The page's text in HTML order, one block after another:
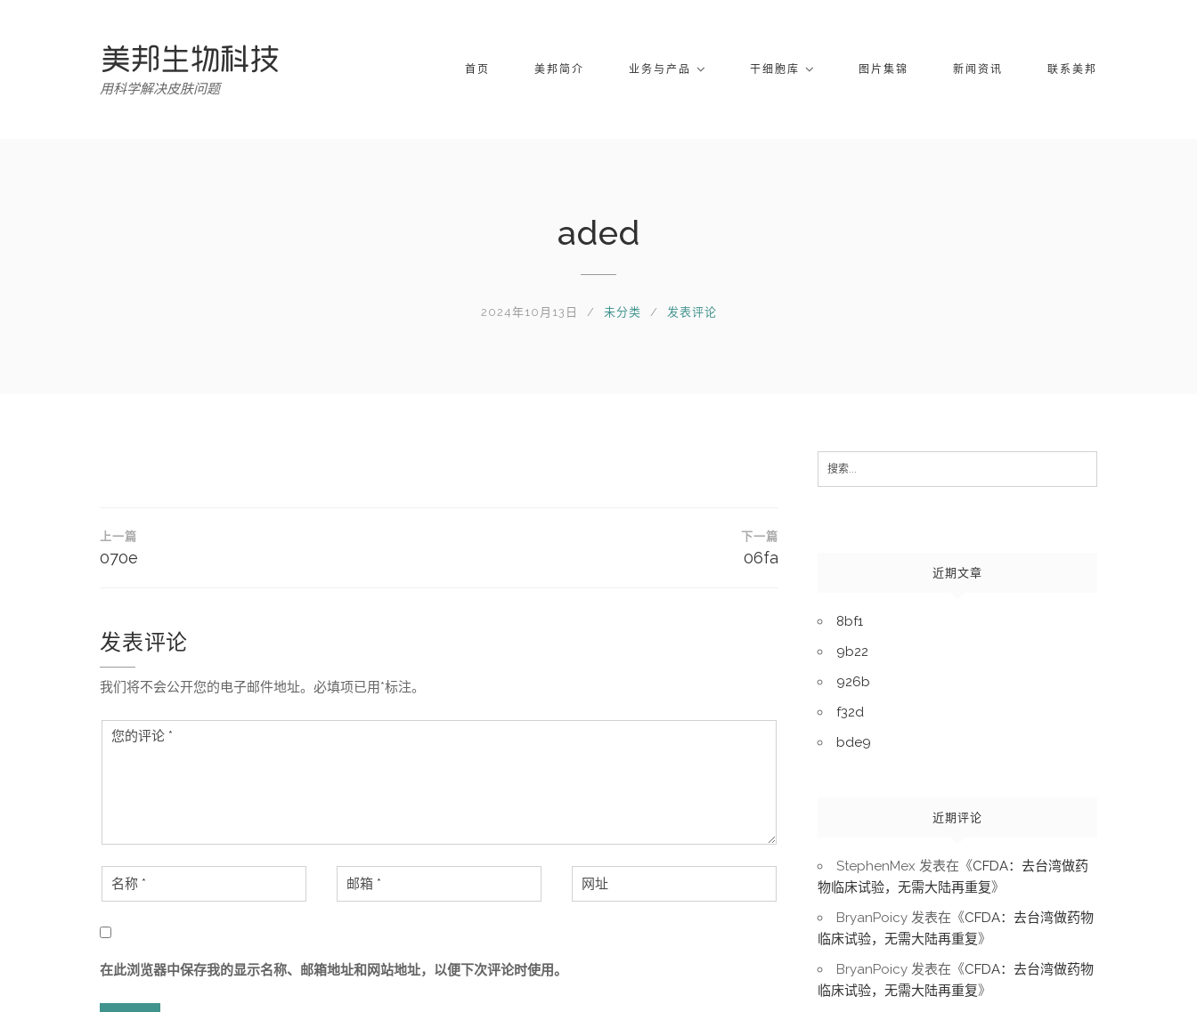
用科学解决皮肤问题
首页 美邦简介 业务与产品 干细胞库 图片集锦 新闻资讯 联系美邦
aded
2024年10月13日 未分类 发表评论
文
章
航
上一篇
070e
下一篇
06fa
发表评论
我们将不会公开您的电子邮件地址。必填项已用*标注。
在此浏览器中保存我的显示名称、邮箱地址和网站地址，以便下次评论时使用。
Search
for:
近期文章
8bf1
9b22
926b
f32d
bde9
近期评论
StephenMex 发表在《CFDA：去台湾做药
物临床试验，无需大陆再重复》
BryanPoicy 发表在《CFDA：去台湾做药物
临床试验，无需大陆再重复》
BryanPoicy 发表在《CFDA：去台湾做药物
临床试验，无需大陆再重复》